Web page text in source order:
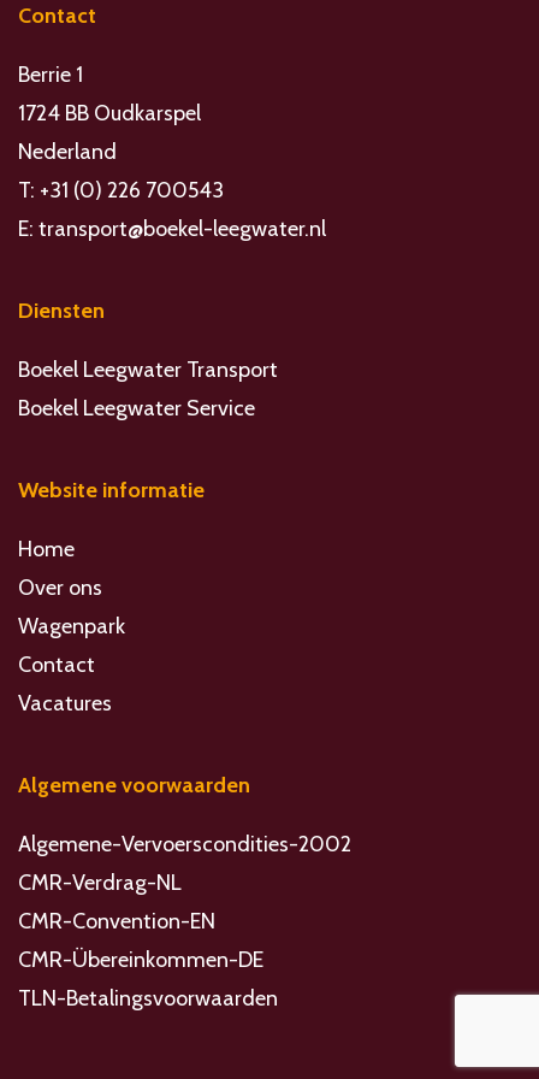
Contact
Berrie 1
1724 BB Oudkarspel
Nederland
T: +31 (0) 226 700543
E: transport@boekel-leegwater.nl
Diensten
Boekel Leegwater Transport
Boekel Leegwater Service
Website informatie
Home
Over ons
Wagenpark
Contact
Vacatures
Algemene voorwaarden
Algemene-Vervoerscondities-2002
CMR-Verdrag-NL
CMR-Convention-EN
CMR-Übereinkommen-DE
TLN-Betalingsvoorwaarden